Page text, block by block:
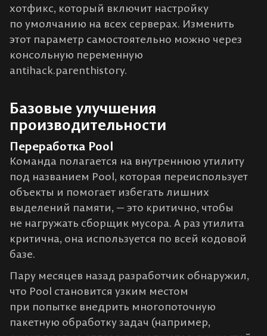
хотфикс, который включит настройку
по умолчанию на всех серверах. Изменить
этот параметр самостоятельно можно через
консольную переменную
antihack.parenthistory.
Базовые улучшения
производительности
Переработка Pool
Команда полагается на внутреннюю утилиту
под названием Pool, которая переиспользует
объекты и помогает избегать лишних
выделений памяти, — это критично, чтобы
не нагружать сборщик мусора. А раз утилита
критична, она используется по всей кодовой
базе.
Пару месяцев назад разработчик обнаружил,
что Pool становится узким местом
при попытке внедрить многопоточную
пакетную обработку задач (например,